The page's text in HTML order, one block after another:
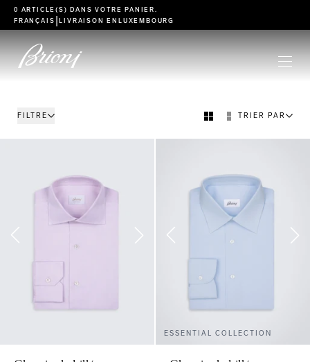
go to main content
0 ARTICLE(S) DANS VOTRE PANIER
FRANÇAIS
|LIVRAISON EN LUXEMBOURG
FILTRE TRIER PAR
ESSENTIAL COLLECTION